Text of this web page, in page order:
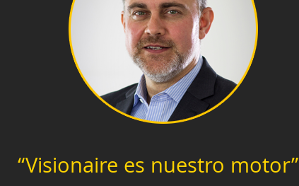
“Visionaire es nuestro motor”